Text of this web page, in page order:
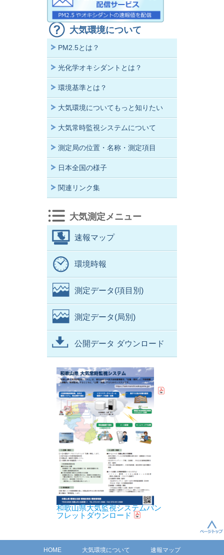
大気環境について
PM2.5とは？
光化学オキシダントとは？
環境基準とは？
大気環境についてもっと知りたい
大気常時監視システムについて
測定局の位置・名称・測定項目
日本全国の様子
関連リンク集
大気測定メニュー
速報マップ
環境時報
測定データ(項目別)
測定データ(局別)
公開データ ダウンロード
和歌山県大気監視システムパン
フレットダウンロード
HOME 大気環境について 速報マップ